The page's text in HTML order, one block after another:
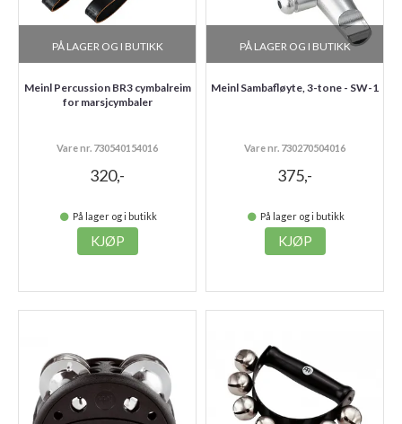
PÅ LAGER OG I BUTIKK
Meinl Percussion BR3 cymbalreim
for marsjcymbaler
Vare nr. 730540154016
320,-
På lager og i butikk
KJØP
PÅ LAGER OG I BUTIKK
Meinl Sambafløyte, 3-tone - SW-1
Vare nr. 730270504016
375,-
På lager og i butikk
KJØP